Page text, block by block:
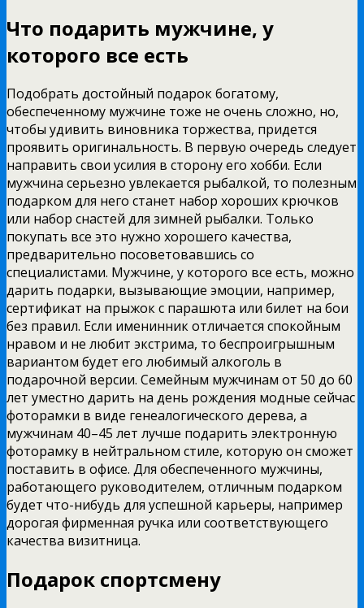
Что подарить мужчине, у
которого все есть
Подобрать достойный подарок богатому,
обеспеченному мужчине тоже не очень сложно, но,
чтобы удивить виновника торжества, придется
проявить оригинальность. В первую очередь следует
направить свои усилия в сторону его хобби. Если
мужчина серьезно увлекается рыбалкой, то полезным
подарком для него станет набор хороших крючков
или набор снастей для зимней рыбалки. Только
покупать все это нужно хорошего качества,
предварительно посоветовавшись со
специалистами. Мужчине, у которого все есть, можно
дарить подарки, вызывающие эмоции, например,
сертификат на прыжок с парашюта или билет на бои
без правил. Если именинник отличается спокойным
нравом и не любит экстрима, то беспроигрышным
вариантом будет его любимый алкоголь в
подарочной версии. Семейным мужчинам от 50 до 60
лет уместно дарить на день рождения модные сейчас
фоторамки в виде генеалогического дерева, а
мужчинам 40–45 лет лучше подарить электронную
фоторамку в нейтральном стиле, которую он сможет
поставить в офисе. Для обеспеченного мужчины,
работающего руководителем, отличным подарком
будет что-нибудь для успешной карьеры, например
дорогая фирменная ручка или соответствующего
качества визитница.
Подарок спортсмену